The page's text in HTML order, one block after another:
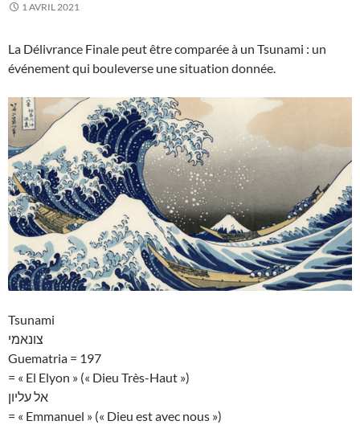
1 AVRIL 2021
La Délivrance Finale peut être comparée à un Tsunami : un
événement qui bouleverse une situation donnée.
Tsunami
צונאמי
Guematria = 197
= « El Elyon » (« Dieu Très-Haut »)
אל עליון
= « Emmanuel » (« Dieu est avec nous »)